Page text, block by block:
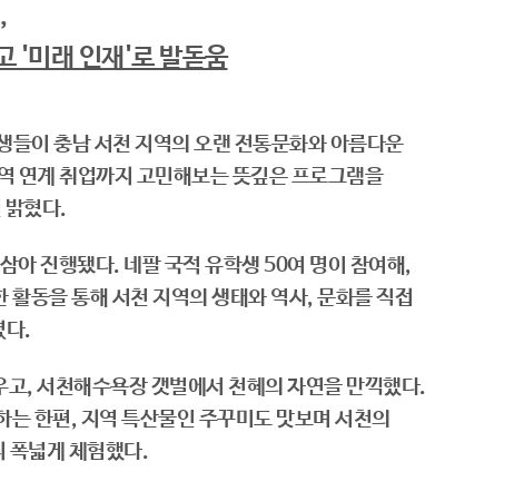
'미래 인재'로 발돋움
이 충남 서천 지역의 오랜 전통문화와 아름다운
연계 취업까지 고민해보는 뜻깊은 프로그램을
밝혔다.
아 진행됐다. 네팔 국적 유학생 50여 명이 참여해,
동을 통해 서천 지역의 생태와 역사, 문화를 직접
다.
, 서천해수욕장 갯벌에서 천혜의 자연을 만끽했다.
한편, 지역 특산물인 주꾸미도 맛보며 서천의
폭넓게 체험했다.